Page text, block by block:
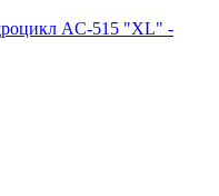
AC-515 "XL" -